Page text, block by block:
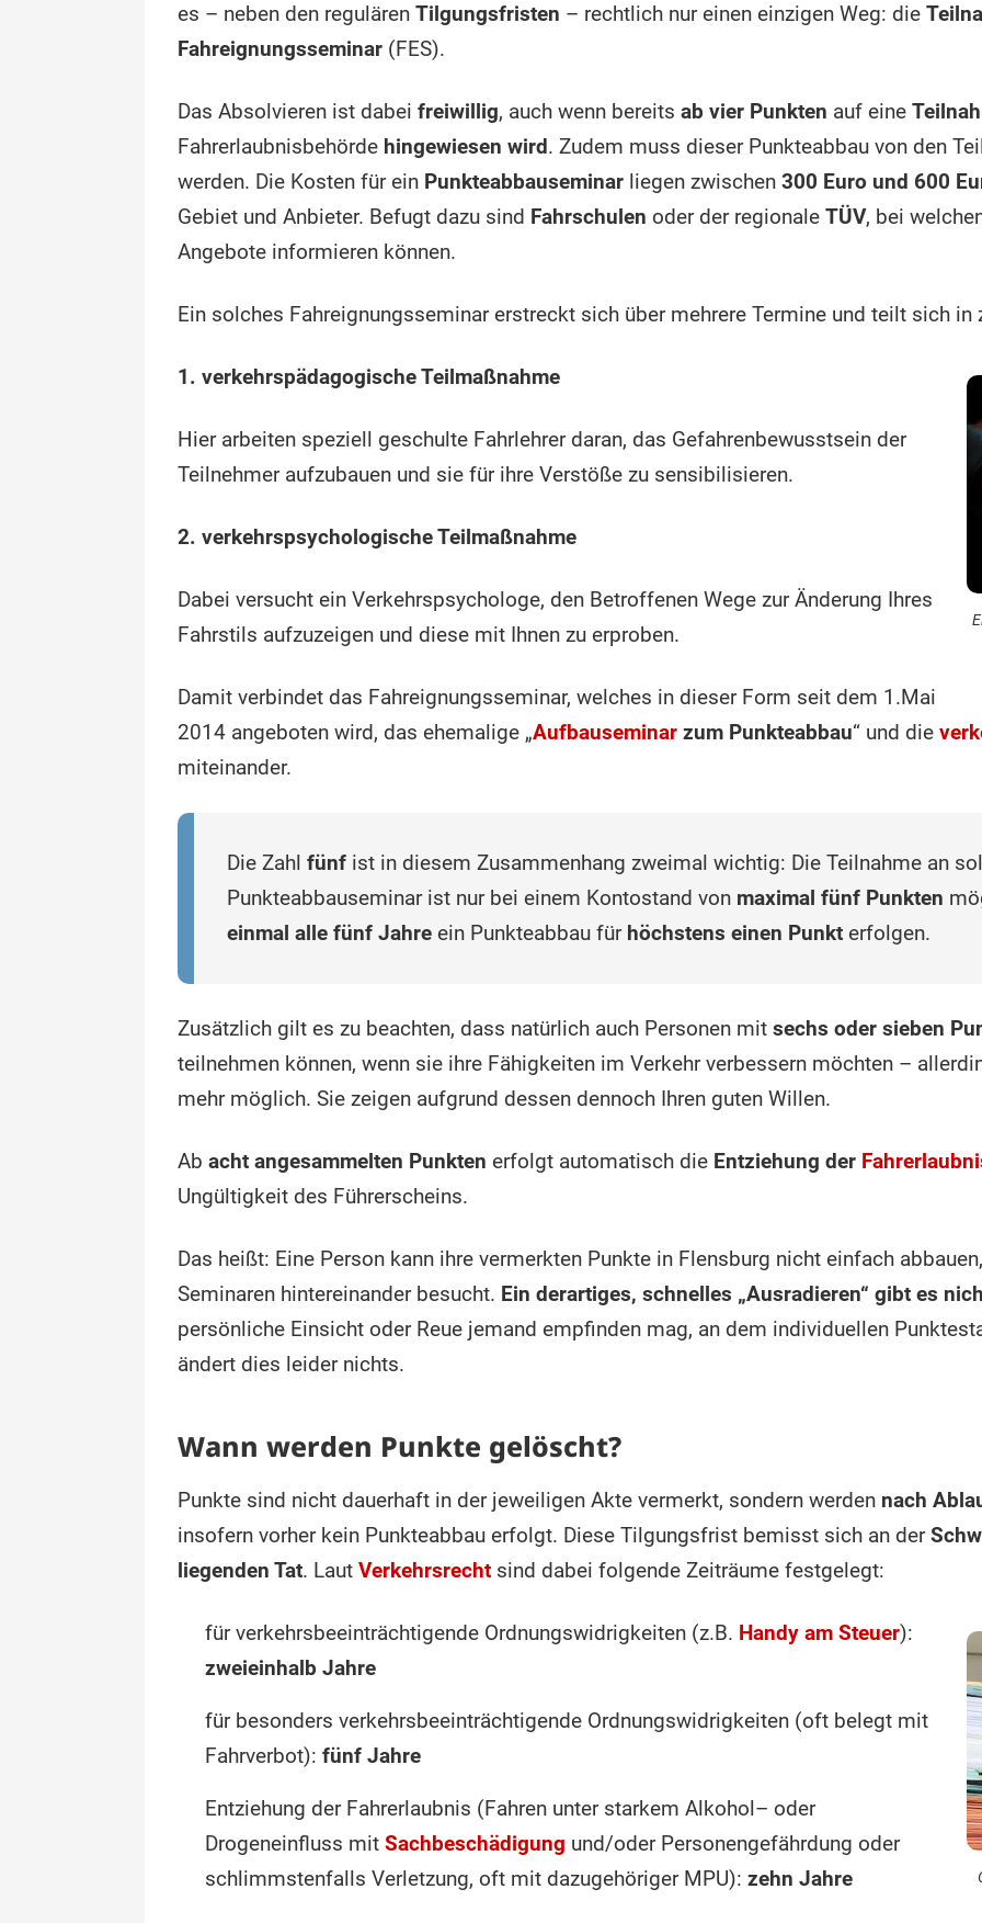
es – neben den regulären Tilgungsfristen – rechtlich nur einen einzigen Weg: die
Fahreignungsseminar (FES).
Das Absolvieren ist dabei freiwillig, auch wenn bereits ab vier Punkten auf eine
Fahrerlaubnisbehörde hingewiesen wird. Zudem muss dieser Punkteabbau von den
werden. Die Kosten für ein Punkteabbauseminar liegen zwischen 300 Euro und 600
Gebiet und Anbieter. Befugt dazu sind Fahrschulen oder der regionale TÜV, bei
Angebote informieren können.
Ein solches Fahreignungsseminar erstreckt sich über mehrere Termine und teilt sich in
1. verkehrspädagogische Teilmaßnahme
Hier arbeiten speziell geschulte Fahrlehrer daran, das Gefahrenbewusstsein der
Teilnehmer aufzubauen und sie für ihre Verstöße zu sensibilisieren.
2. verkehrspsychologische Teilmaßnahme
Dabei versucht ein Verkehrspsychologe, den Betroffenen Wege zur Änderung Ihres
Fahrstils aufzuzeigen und diese mit Ihnen zu erproben.
Damit verbindet das Fahreignungsseminar, welches in dieser Form seit dem 1.Mai
2014 angeboten wird, das ehemalige „Aufbauseminar zum Punkteabbau“ und die
miteinander.
Die Zahl fünf ist in diesem Zusammenhang zweimal wichtig: Die Teilnahme an
Punkteabbauseminar ist nur bei einem Kontostand von maximal fünf Punkten
einmal alle fünf Jahre ein Punkteabbau für höchstens einen Punkt erfolgen.
Zusätzlich gilt es zu beachten, dass natürlich auch Personen mit sechs oder sieben
teilnehmen können, wenn sie ihre Fähigkeiten im Verkehr verbessern möchten –
mehr möglich. Sie zeigen aufgrund dessen dennoch Ihren guten Willen.
Ab acht angesammelten Punkten erfolgt automatisch die Entziehung der
Ungültigkeit des Führerscheins.
Das heißt: Eine Person kann ihre vermerkten Punkte in Flensburg nicht einfach
Seminaren hintereinander besucht. Ein derartiges, schnelles „Ausradieren“ gibt es
persönliche Einsicht oder Reue jemand empfinden mag, an dem individuellen
ändert dies leider nichts.
Wann werden Punkte gelöscht?
Punkte sind nicht dauerhaft in der jeweiligen Akte vermerkt, sondern werden nach
insofern vorher kein Punkteabbau erfolgt. Diese Tilgungsfrist bemisst sich an der
liegenden Tat. Laut Verkehrsrecht sind dabei folgende Zeiträume festgelegt:
für verkehrsbeeinträchtigende Ordnungswidrigkeiten (z.B. Handy am Steuer):
zweieinhalb Jahre
für besonders verkehrsbeeinträchtigende Ordnungswidrigkeiten (oft belegt mit
Fahrverbot): fünf Jahre
Entziehung der Fahrerlaubnis (Fahren unter starkem Alkohol– oder
Drogeneinfluss mit Sachbeschädigung und/oder Personengefährdung oder
schlimmstenfalls Verletzung, oft mit dazugehöriger MPU): zehn Jahre